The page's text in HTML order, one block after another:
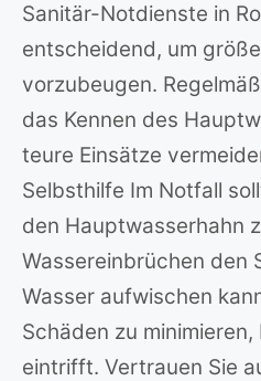
Sanitär-Notdienste in
entscheidend, um
vorzubeugen.
das Kennen des
teure Einsätze
Selbsthilfe Im Notfall
den Hauptwasserhahn
Wassereinbrüchen den
Wasser aufwischen
Schäden zu
eintrifft. Vertrauen Sie